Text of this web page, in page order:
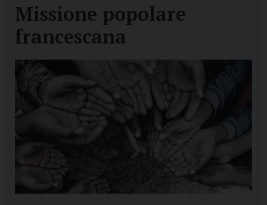
Missione popolare
francescana